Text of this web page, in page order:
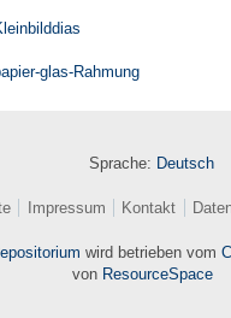
glas-Rahmung
Sprache: Deutsch
Impressum Kontakt
wird betrieben vom
von ResourceSpace